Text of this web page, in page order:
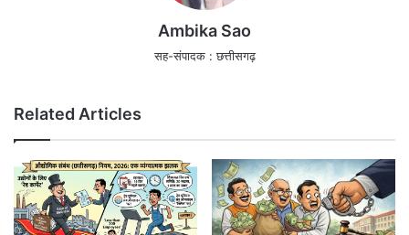
Ambika Sao
सह-संपादक : छत्तीसगढ़
Related Articles